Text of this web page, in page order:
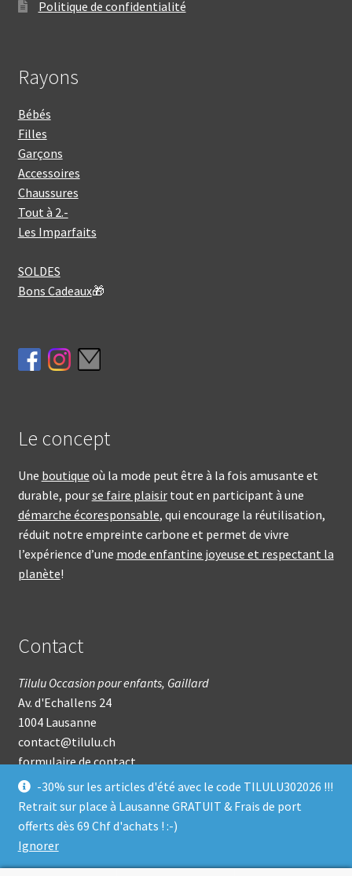
-30% sur les articles d'été avec le code TILULU302026 !!!
Retrait sur place à Lausanne GRATUIT & Frais de port
offerts dès 69 Chf d'achats ! :-)
Ignorer
Politique de confidentialité
Rayons
Bébés
Filles
Garçons
Accessoires
Chaussures
Tout à 2.-
Les Imparfaits
SOLDES
Bons Cadeaux🎁
Le concept
Une boutique où la mode peut être à la fois amusante et
durable, pourse faire plaisirtout en participant à une
démarche écoresponsable, qui encourage la réutilisation,
réduit notre empreinte carbone et permet de vivre
l’expérience d’une mode enfantine joyeuse et respectant la
planète!
Contact
Tilulu Occasion pour enfants, Gaillard
Av. d'Echallens 24
1004 Lausanne
contact@tilulu.ch
formulaire de contact
© tilulu 2022-2025
dev by
ybresson.ch